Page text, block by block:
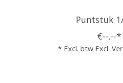
Puntstuk
€--,--*
* Excl. btw Excl.